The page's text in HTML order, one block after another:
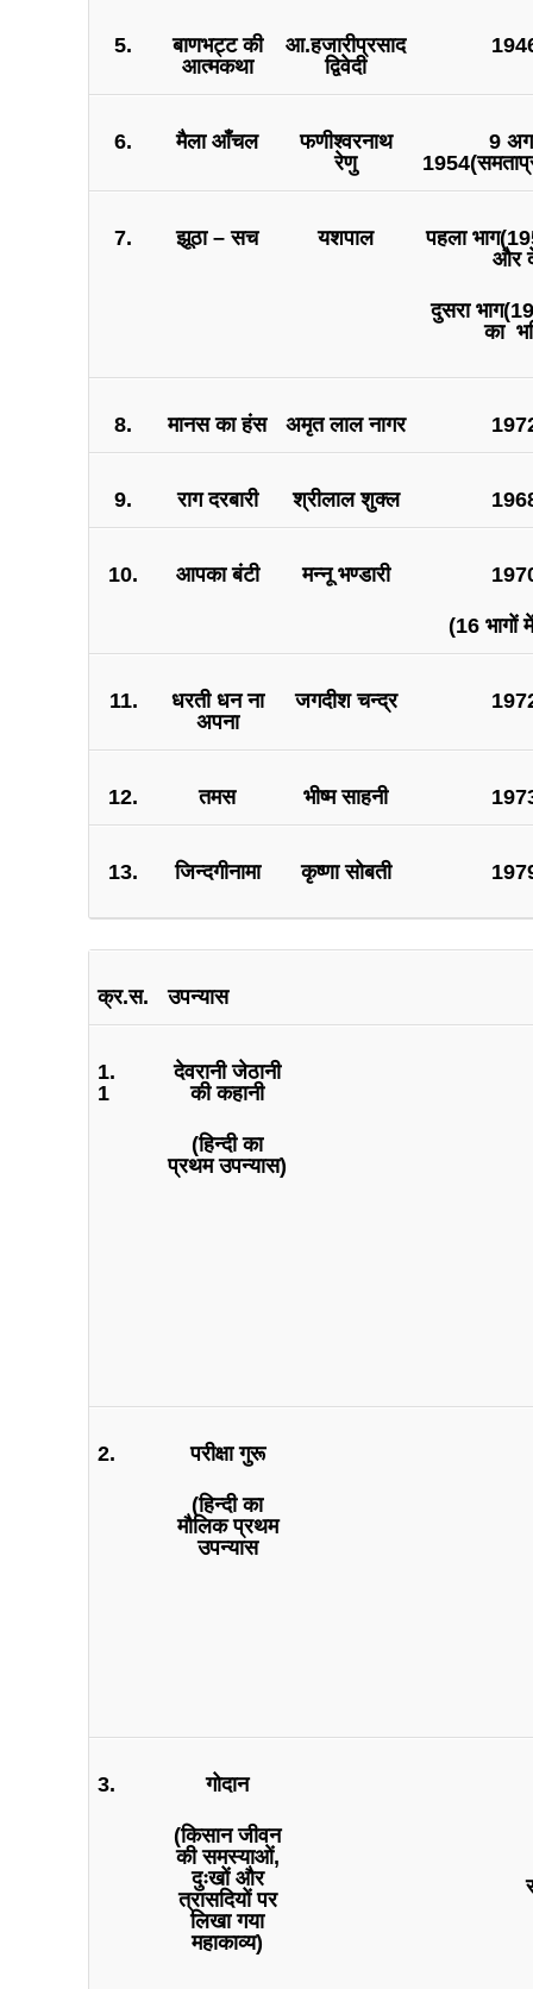
5.
बाणभट्ट की
आत्मकथा
आ.हजारीप्रसाद
द्विवेदी
6. मैला आँचल
फणीश्वरनाथ
रेणु
9
7. झूठा – सच यशपाल
पहला
और
दुसरा
का
8. मानस का हंस अमृत लाल नागर
9. राग दरबारी श्रीलाल शुक्ल
10. आपका बंटी मन्नू भण्डारी
(16 भागों
11.
धरती धन ना
अपना
जगदीश चन्द्र
12. तमस भीष्म साहनी
13. जिन्दगीनामा कृष्णा सोबती
क्र.स. उपन्यास
1.
1
देवरानी जेठानी
की कहानी
(हिन्दी का
प्रथम उपन्यास)
2. परीक्षा गुरू
(हिन्दी का
मौलिक प्रथम
उपन्यास
3. गोदान
(किसान जीवन
की समस्याओं,
दुःखों और
त्रासदियों पर
लिखा गया
महाकाव्य)